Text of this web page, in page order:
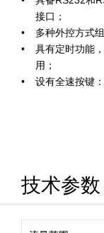
接口；
多种外控方式
具有定时功能
用；
设有全速按键
技术参数